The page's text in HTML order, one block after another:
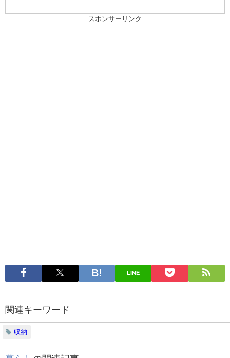
スポンサーリンク
LINE
関連キーワード
収納